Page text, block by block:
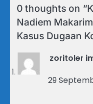
0 thoughts on “
Nadiem
Kasus Dugaan
zoritoler
29